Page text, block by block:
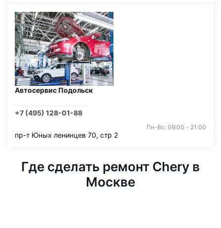
Автосервис Подольск
+7 (495) 128-01-88
Пн-Вс: 09:00 - 21:00
пр-т Юных ленинцев 70, стр 2
Где сделать ремонт Chery в
Москве